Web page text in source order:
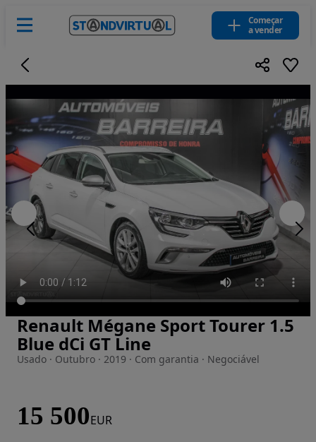
Começar
a vender
Imagem 1 de 55
Renault Mégane Sport Tourer 1.5
Blue dCi GT Line
Usado · Outubro · 2019 · Com garantia · Negociável
15 500EUR